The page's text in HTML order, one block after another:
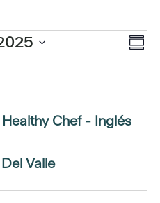
Chef - Inglés
Valle